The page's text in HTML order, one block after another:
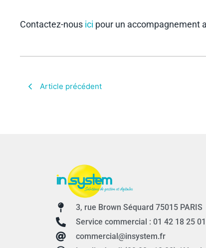
Contactez-nous ici pour un accompagnement
Article précédent
3, rue Brown Séquard 75015 PARIS
Service commercial : 01 42 18 25 01
commercial@insystem.fr